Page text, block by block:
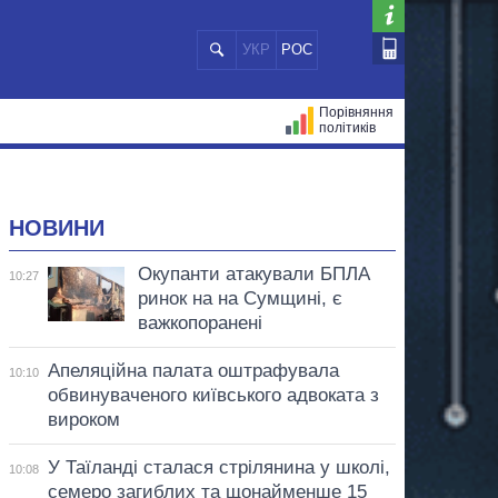
УКР РОС
Порівняння
політиків
НОВИНИ
10:27
Окупанти атакували БПЛА
ринок на на Сумщині, є
важкопоранені
10:10
Апеляційна палата оштрафувала
обвинуваченого київського адвоката з
вироком
10:08
У Таїланді сталася стрілянина у школі,
семеро загиблих та щонайменше 15